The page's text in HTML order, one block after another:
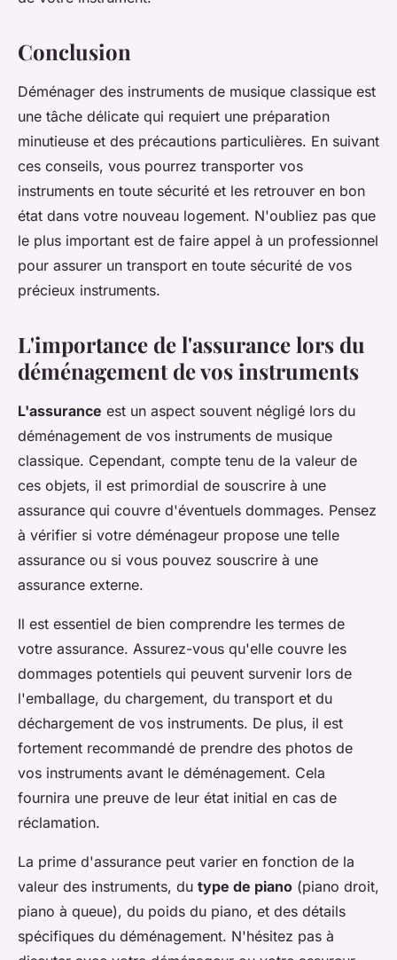
Conclusion
Déménager des instruments de musique classique est
une tâche délicate qui requiert une préparation
minutieuse et des précautions particulières. En suivant
ces conseils, vous pourrez transporter vos
instruments en toute sécurité et les retrouver en bon
état dans votre nouveau logement. N'oubliez pas que
le plus important est de faire appel à un professionnel
pour assurer un transport en toute sécurité de vos
précieux instruments.
L'importance de l'assurance lors du
déménagement de vos instruments
L'assurance est un aspect souvent négligé lors du
déménagement de vos instruments de musique
classique. Cependant, compte tenu de la valeur de
ces objets, il est primordial de souscrire à une
assurance qui couvre d'éventuels dommages. Pensez
à vérifier si votre déménageur propose une telle
assurance ou si vous pouvez souscrire à une
assurance externe.
Il est essentiel de bien comprendre les termes de
votre assurance. Assurez-vous qu'elle couvre les
dommages potentiels qui peuvent survenir lors de
l'emballage, du chargement, du transport et du
déchargement de vos instruments. De plus, il est
fortement recommandé de prendre des photos de
vos instruments avant le déménagement. Cela
fournira une preuve de leur état initial en cas de
réclamation.
La prime d'assurance peut varier en fonction de la
valeur des instruments, du type de piano (piano droit,
piano à queue), du poids du piano, et des détails
spécifiques du déménagement. N'hésitez pas à